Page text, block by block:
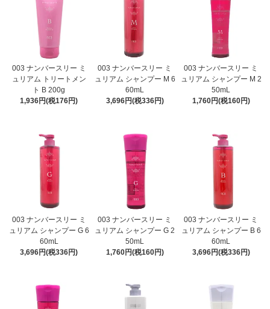
003 ナンバースリー ミ
ュリアム トリートメン
ト B 200g
1,936円(税176円)
003 ナンバースリー ミ
ュリアム シャンプー M 6
60mL
3,696円(税336円)
003 ナンバースリー ミ
ュリアム シャンプー M 2
50mL
1,760円(税160円)
003 ナンバースリー ミ
ュリアム シャンプー G 6
60mL
3,696円(税336円)
003 ナンバースリー ミ
ュリアム シャンプー G 2
50mL
1,760円(税160円)
003 ナンバースリー ミ
ュリアム シャンプー B 6
60mL
3,696円(税336円)